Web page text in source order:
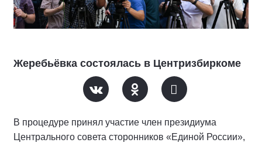
Жеребьёвка состоялась в Центризбиркоме
В процедуре принял участие член президиума
Центрального совета сторонников «Единой России»,